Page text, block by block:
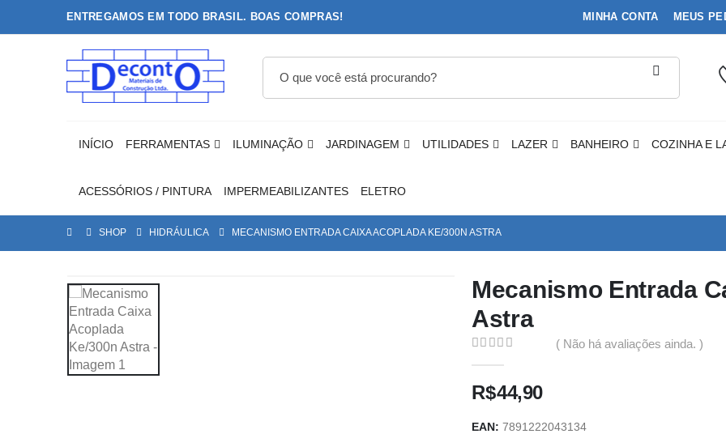
ENTREGAMOS EM TODO BRASIL. BOAS COMPRAS! MINHA CONTA MEUS
INÍCIO FERRAMENTAS ILUMINAÇÃO JARDINAGEM UTILIDADES LAZER BANHEIRO COZINHA E
ACESSÓRIOS / PINTURA IMPERMEABILIZANTES ELETRO
SHOP HIDRÁULICA MECANISMO ENTRADA CAIXA ACOPLADA KE/300N ASTRA
Mecanismo Entrada
Astra
( Não há avaliações ainda. )
R$44,90
EAN: 7891222043134